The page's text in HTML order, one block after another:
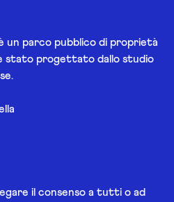
un parco pubblico di proprietà
stato progettato dallo studio
il consenso a tutti o ad